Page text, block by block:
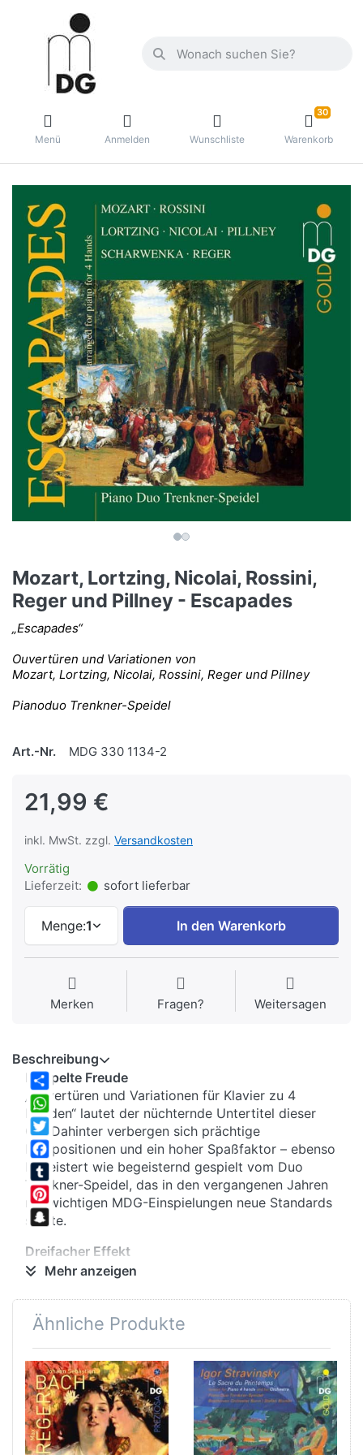
Menü Anmelden Wunschliste
30
Warenkorb
Mozart, Lortzing, Nicolai, Rossini,
Reger und Pillney - Escapades
„Escapades“
Ouvertüren und Variationen von
Mozart, Lortzing, Nicolai, Rossini, Reger und Pillney
Pianoduo Trenkner-Speidel
Art.-Nr. MDG 330 1134-2
21,99 €
inkl. MwSt. zzgl. Versandkosten
Vorrätig
Lieferzeit:
sofort lieferbar
Menge:1 In den Warenkorb
Merken Fragen? Weitersagen
Share
WhatsApp
Twitter
Facebook
Tumblr
Pinterest
Beschreibung
Doppelte Freude
„Ouvertüren und Variationen für Klavier zu 4
Händen“ lautet der nüchternde Untertitel dieser
CD. Dahinter verbergen sich prächtige
Kompositionen und ein hoher Spaßfaktor – ebenso
begeistert wie begeisternd gespielt vom Duo
Trenkner-Speidel, das in den vergangenen Jahren
mit wichtigen MDG-Einspielungen neue Standards
setzte.
Dreifacher Effekt
Durch die „Erfindung“ des vierhändigen
Jahrhunderts gleich mehrere Fliegen mit einer
Klappe: Vor der Erfindung des Grammophons war
beliebte Opernszenen zuhause jederzeit klanglich
reproduzierbar zu machen, Arrangeure
erschlossen eine kräftig sprudelnde Geldquelle,
und schließlich bedeutete diese Form des
musikalischen Miteinanders das Ende der
„Einsamkeit am Klavier“.
Mehr anzeigen
Ähnliche Produkte